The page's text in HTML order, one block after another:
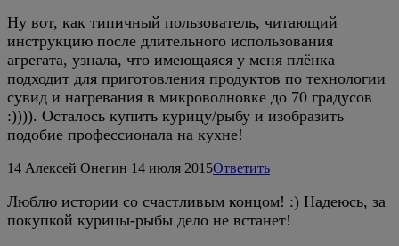
Ну вот, как типичный пользователь, читающий
инструкцию после длительного использования
агрегата, узнала, что имеющаяся у меня плёнка
подходит для приготовления продуктов по технологии
сувид и нагревания в микроволновке до 70 градусов
:)))). Осталось купить курицу/рыбу и изобразить
подобие профессионала на кухне!
14 Алексей Онегин 14 июля 2015Ответить
Люблю истории со счастливым концом! :) Надеюсь, за
покупкой курицы-рыбы дело не встанет!